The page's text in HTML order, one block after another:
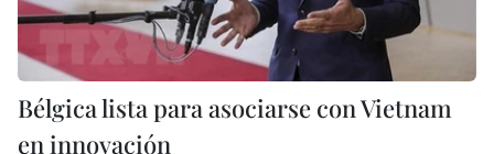
Bélgica lista para asociarse con Vietnam
en innovación